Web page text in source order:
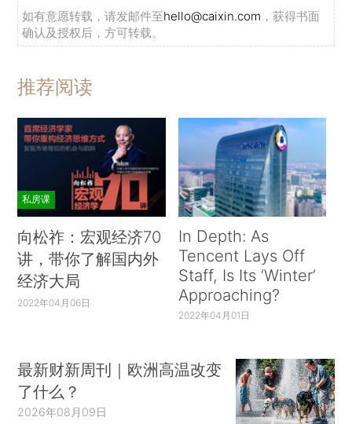
如有意愿转载，请发邮件至hello@caixin.com ，获得书面
确认及授权后，方可转载。
推荐阅读
私房课
向松祚：宏观经济70
讲，带你了解国内外
经济大局
2022年04月06日
In Depth: As
Tencent Lays Off
Staff, Is Its ‘Winter’
Approaching?
2022年04月01日
最新财新周刊｜欧洲高温改变
了什么？
2026年08月09日